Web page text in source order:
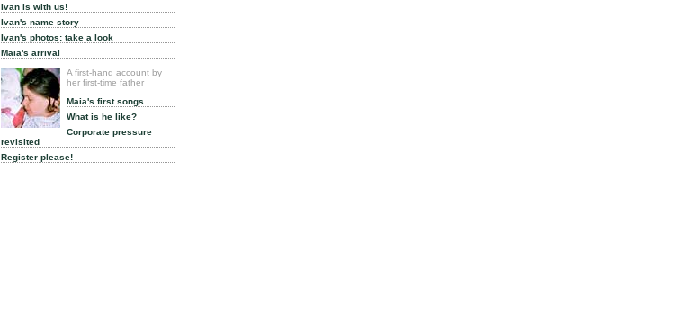
Ivan is with us!
Ivan's name story
Ivan's photos: take a look
Maia's arrival
A first-hand account by
her first-time father
Maia's first songs
What is he like?
Corporate pressure
revisited
Register please!